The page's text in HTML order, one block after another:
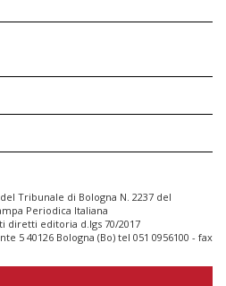
Tribunale di Bologna N. 2237 del
Periodica Italiana
diretti editoria d.lgs 70/2017
5 40126 Bologna (Bo) tel 051 0956100 - fax